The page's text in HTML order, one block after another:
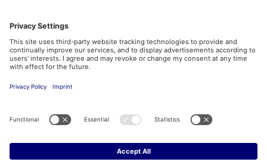
Impressum
Datenschutzerklärung